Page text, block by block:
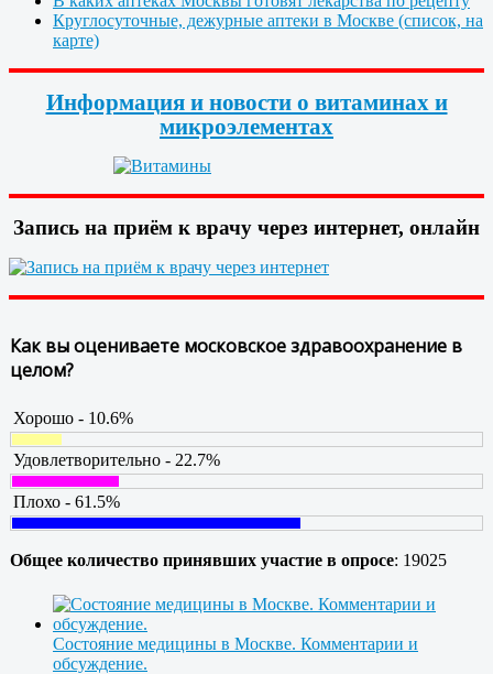
Круглосуточные, дежурные аптеки в Москве (список, на
карте)
Информация и новости о витаминах и
микроэлементах
Запись на приём к врачу через интернет, онлайн
Как вы оцениваете московское здравоохранение в
целом?
Хорошо - 10.6%
Удовлетворительно - 22.7%
Плохо - 61.5%
Общее количество принявших участие в опросе: 19025
Состояние медицины в Москве. Комментарии и
обсуждение.